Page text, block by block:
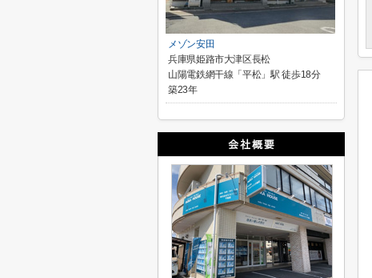
メゾン安田
兵庫県姫路市大津区長松
山陽電鉄網干線「平松」駅 徒歩18分
築23年